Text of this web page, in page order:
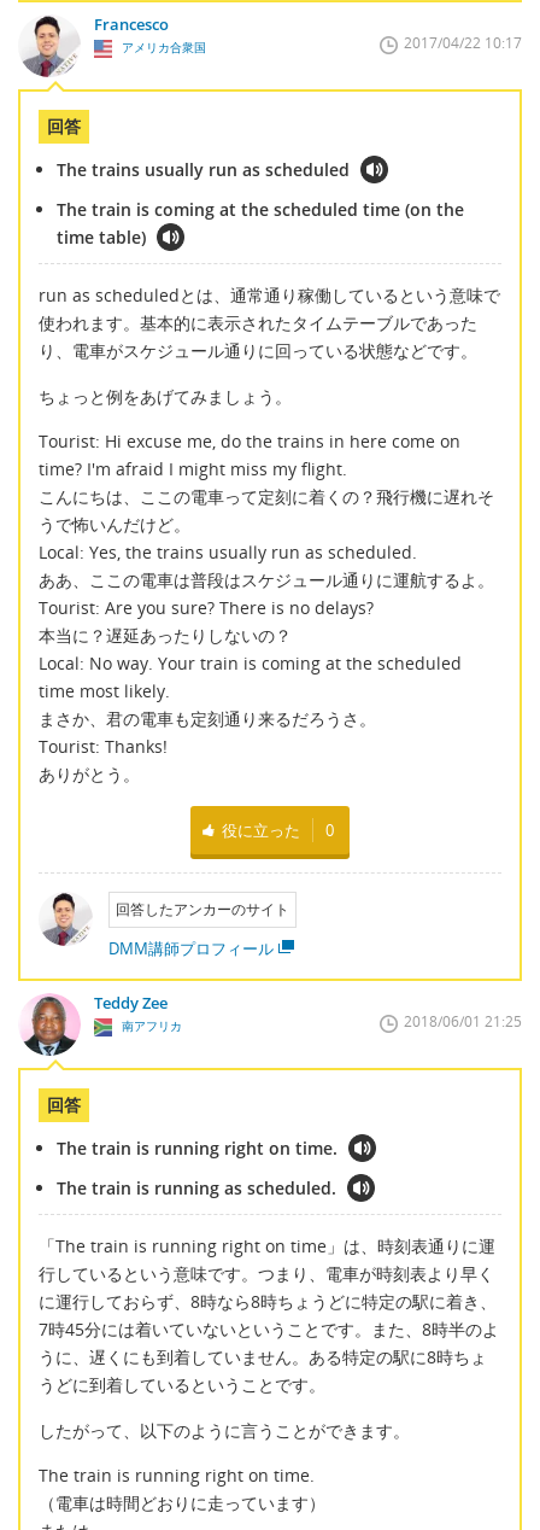
Francesco
アメリカ合衆国 2017/04/22 10:17
回答
The trains usually run as scheduled
The train is coming at the scheduled time (on the
time table)
run as scheduledとは、通常通り稼働しているという意味で
使われます。基本的に表示されたタイムテーブルであった
り、電車がスケジュール通りに回っている状態などです。
ちょっと例をあげてみましょう。
Tourist: Hi excuse me, do the trains in here come on
time? I'm afraid I might miss my flight.
こんにちは、ここの電車って定刻に着くの？飛行機に遅れそ
うで怖いんだけど。
Local: Yes, the trains usually run as scheduled.
ああ、ここの電車は普段はスケジュール通りに運航するよ。
Tourist: Are you sure? There is no delays?
本当に？遅延あったりしないの？
Local: No way. Your train is coming at the scheduled
time most likely.
まさか、君の電車も定刻通り来るだろうさ。
Tourist: Thanks!
ありがとう。
役に立った 0
回答したアンカーのサイト
DMM講師プロフィール
Teddy Zee
南アフリカ 2018/06/01 21:25
回答
The train is running right on time.
The train is running as scheduled.
「The train is running right on time」は、時刻表通りに運
行しているという意味です。つまり、電車が時刻表より早く
に運行しておらず、8時なら8時ちょうどに特定の駅に着き、
7時45分には着いていないということです。また、8時半のよ
うに、遅くにも到着していません。ある特定の駅に8時ちょ
うどに到着しているということです。
したがって、以下のように言うことができます。
The train is running right on time.
（電車は時間どおりに走っています）